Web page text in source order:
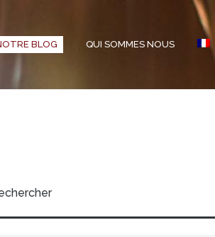
BLOG QUI SOMMES NOUS